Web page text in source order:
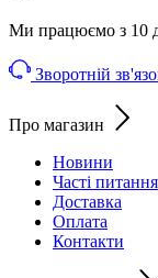
Ми працюємо з 10
Зворотній
Про магазин
Новини
Часті питання
Доставка
Оплата
Контакти